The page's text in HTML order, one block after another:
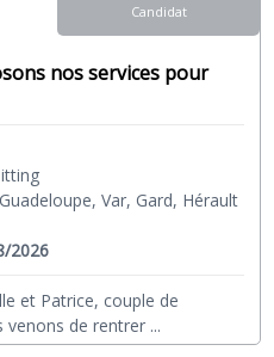
nos services pour
Var, Gard, Hérault
2026
et Patrice, couple de
venons de rentrer ...
Candidat